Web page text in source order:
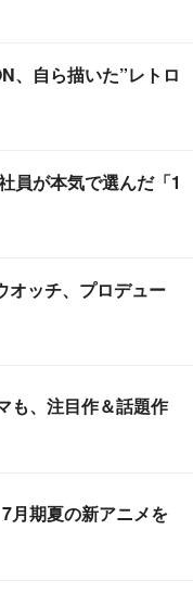
、自ら描いた”レトロ
員が本気で選んだ「1
オッチ、プロデュー
も、注目作＆話題作
7月期夏の新アニメを